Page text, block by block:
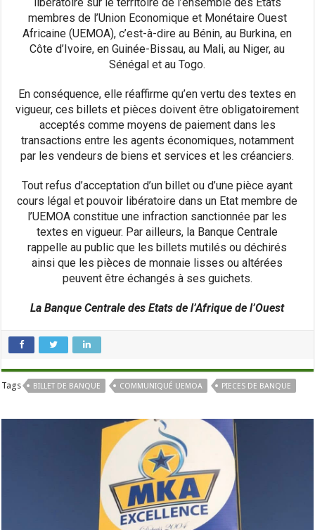
membres de l’Union Economique et Monétaire Ouest
Africaine (UEMOA), c’est-à-dire au Bénin, au Burkina, en
Côte d’Ivoire, en Guinée-Bissau, au Mali, au Niger, au
Sénégal et au Togo.
En conséquence, elle réaffirme qu’en vertu des textes en
vigueur, ces billets et pièces doivent être obligatoirement
acceptés comme moyens de paiement dans les
transactions entre les agents économiques, notamment
par les vendeurs de biens et services et les créanciers.
Tout refus d’acceptation d’un billet ou d’une pièce ayant
cours légal et pouvoir libératoire dans un Etat membre de
l’UEMOA constitue une infraction sanctionnée par les
textes en vigueur. Par ailleurs, la Banque Centrale
rappelle au public que les billets mutilés ou déchirés
ainsi que les pièces de monnaie lisses ou altérées
peuvent être échangés à ses guichets.
La Banque Centrale des Etats de l’Afrique de l’Ouest
Tags BILLET DE BANQUE COMMUNIQUÉ UEMOA PIECES DE BANQUE